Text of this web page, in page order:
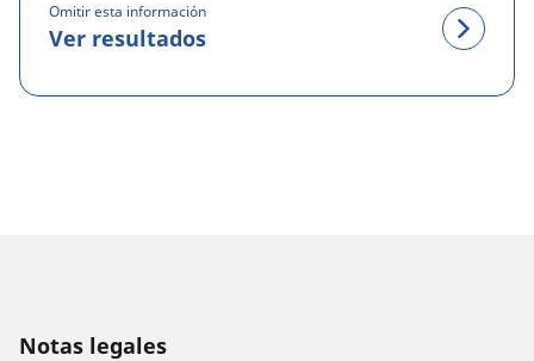
Omitir esta información
Ver resultados
Notas legales